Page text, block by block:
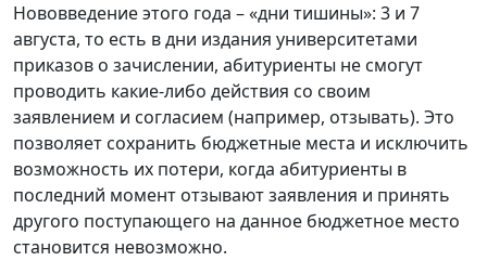
Нововведение этого года – «дни тишины»: 3 и 7
августа, то есть в дни издания университетами
приказов о зачислении, абитуриенты не смогут
проводить какие‑либо действия со своим
заявлением и согласием (например, отзывать). Это
позволяет сохранить бюджетные места и исключить
возможность их потери, когда абитуриенты в
последний момент отзывают заявления и принять
другого поступающего на данное бюджетное место
становится невозможно.